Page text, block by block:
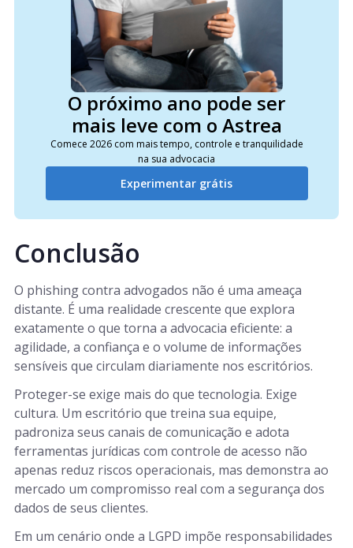
O próximo ano pode ser
mais leve com o Astrea
Comece 2026 com mais tempo, controle e tranquilidade
na sua advocacia
Experimentar grátis
Conclusão
O phishing contra advogados não é uma ameaça
distante. É uma realidade crescente que explora
exatamente o que torna a advocacia eficiente: a
agilidade, a confiança e o volume de informações
sensíveis que circulam diariamente nos escritórios.
Proteger-se exige mais do que tecnologia. Exige
cultura. Um escritório que treina sua equipe,
padroniza seus canais de comunicação e adota
ferramentas jurídicas com controle de acesso não
apenas reduz riscos operacionais, mas demonstra ao
mercado um compromisso real com a segurança dos
dados de seus clientes.
Em um cenário onde a LGPD impõe responsabilidades